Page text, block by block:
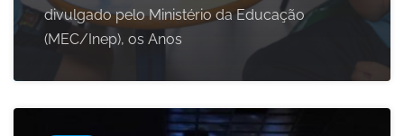
divulgado pelo Ministério da Educação
(MEC/Inep), os Anos